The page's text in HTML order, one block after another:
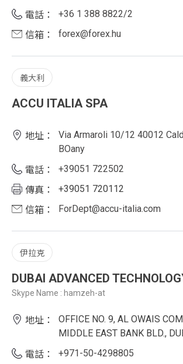
電話：
+36 1 388 8822/2
信箱：
forex@forex.hu
義大利
ACCU ITALIA SPA
地址：
Via Armaroli 10/12 40012
BOany
電話：
+39051 722502
傳真：
+39051 720112
信箱：
ForDept@accu-italia.com
伊拉克
DUBAI ADVANCED
Skype Name : hamzeh-at
地址：
OFFICE NO. 9, AL OWAIS
MIDDLE EAST BANK BLD.,
電話：
+971-50-4298805